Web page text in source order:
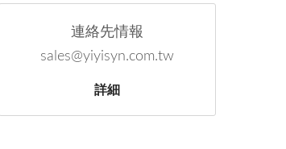
連絡先情報
sales@yiyisyn.com.tw
詳細